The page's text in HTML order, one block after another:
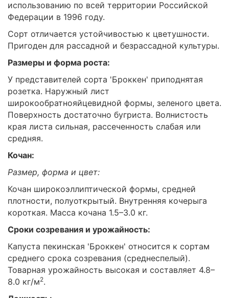
использованию по всей территории Российской
Федерации в 1996 году.
Сорт отличается устойчивостью к цветушности.
Пригоден для рассадной и безрассадной культуры.
Размеры и форма роста:
У представителей сорта 'Броккен' приподнятая
розетка. Наружный лист
широкообратнояйцевидной формы, зеленого цвета.
Поверхность достаточно бугриста. Волнистость
края листа сильная, рассеченность слабая или
средняя.
Кочан:
Размер, форма и цвет:
Кочан широкоэллиптической формы, средней
плотности, полуоткрытый. Внутренняя кочерыга
короткая. Масса кочана 1.5–3.0 кг.
Сроки созревания и урожайность:
Капуста пекинская 'Броккен' относится к сортам
среднего срока созревания (среднеспелый).
Товарная урожайность высокая и составляет 4.8–
8.0 кг/м2.